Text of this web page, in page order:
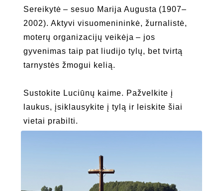
Sereikytė – sesuo Marija Augusta (1907–
2002). Aktyvi visuomenininkė, žurnalistė,
moterų organizacijų veikėja – jos
gyvenimas taip pat liudijo tylų, bet tvirtą
tarnystės žmogui kelią.
Sustokite Luciūnų kaime. Pažvelkite į
laukus, įsiklausykite į tylą ir leiskite šiai
vietai prabilti.